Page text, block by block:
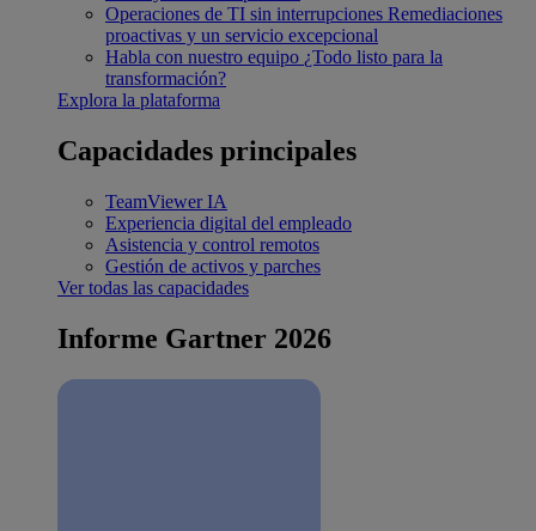
Operaciones de TI sin interrupciones Remediaciones
proactivas y un servicio excepcional
Habla con nuestro equipo ¿Todo listo para la
transformación?
Explora la plataforma
Capacidades principales
TeamViewer IA
Experiencia digital del empleado
Asistencia y control remotos
Gestión de activos y parches
Ver todas las capacidades
Informe Gartner 2026